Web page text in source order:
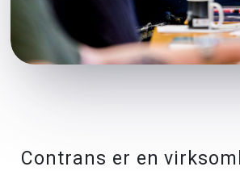
Contrans er en